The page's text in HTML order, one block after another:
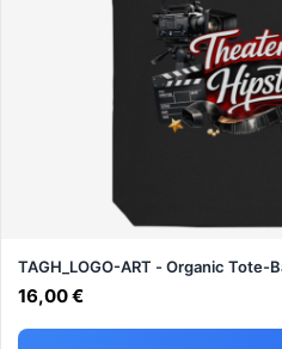
TAGH_LOGO-ART - Organic Tote-
16,00€